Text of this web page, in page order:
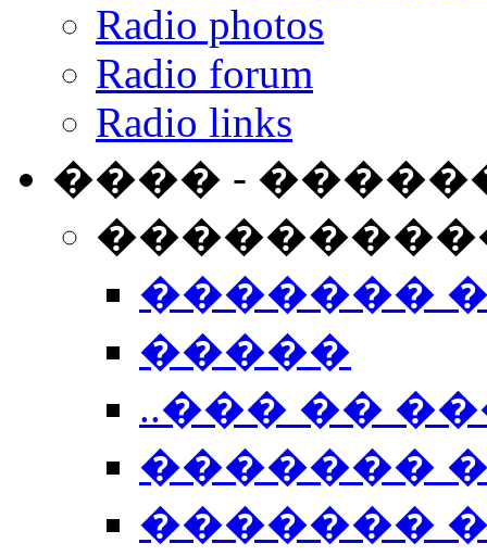
Radio photos
Radio forum
Radio links
���� -
�������
�����
..��� ��
�������
�������